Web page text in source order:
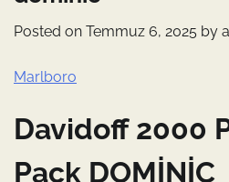
Posted on Temmuz 6, 2025 by
Marlboro
Davidoff 2000
Pack DOMİNİC